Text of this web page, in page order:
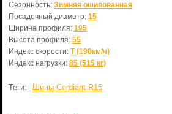
Сезонность: Зимняя ошипованная
Посадочный диаметр: 15
Ширина профиля: 195
Высота профиля: 55
Индекс скорости: T (190км/ч)
Индекс нагрузки: 85 (515 кг)
Теги: Шины Cordiant R15